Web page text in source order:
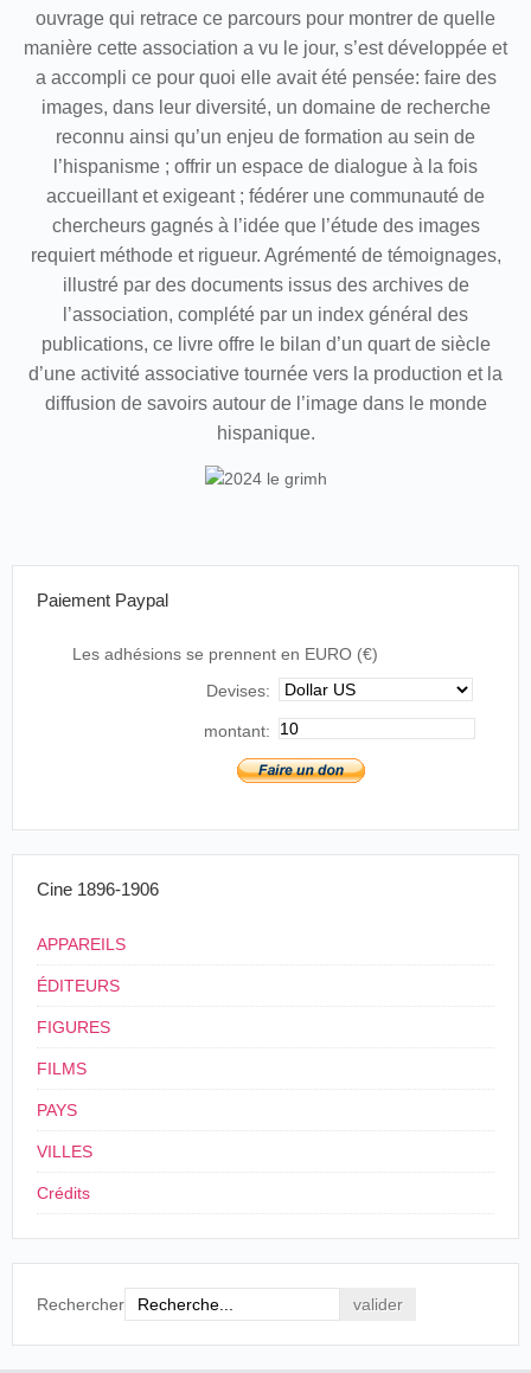
ouvrage qui retrace ce parcours pour montrer de quelle
manière cette association a vu le jour, s’est développée et
a accompli ce pour quoi elle avait été pensée: faire des
images, dans leur diversité, un domaine de recherche
reconnu ainsi qu’un enjeu de formation au sein de
l’hispanisme ; offrir un espace de dialogue à la fois
accueillant et exigeant ; fédérer une communauté de
chercheurs gagnés à l’idée que l’étude des images
requiert méthode et rigueur. Agrémenté de témoignages,
illustré par des documents issus des archives de
l’association, complété par un index général des
publications, ce livre offre le bilan d’un quart de siècle
d’une activité associative tournée vers la production et la
diffusion de savoirs autour de l’image dans le monde
hispanique.
Paiement Paypal
Les adhésions se prennent en EURO (€)
Devises:
montant:
Cine 1896-1906
APPAREILS
ÉDITEURS
FIGURES
FILMS
PAYS
VILLES
Crédits
Rechercher